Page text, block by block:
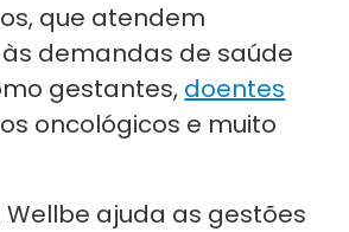
que atendem
demandas de saúde
gestantes, doentes
oncológicos e muito
Wellbe ajuda as gestões